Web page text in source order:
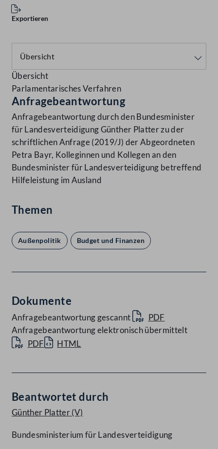
Exportieren
Übersicht
Parlamentarisches Verfahren
Anfragebeantwortung
Anfragebeantwortung durch den Bundesminister
für Landesverteidigung Günther Platter zu der
schriftlichen Anfrage (2019/J) der Abgeordneten
Petra Bayr, Kolleginnen und Kollegen an den
Bundesminister für Landesverteidigung betreffend
Hilfeleistung im Ausland
Themen
Außenpolitik Budget und Finanzen
Dokumente
Anfragebeantwortung gescannt
PDF
Anfragebeantwortung elektronisch übermittelt
PDF
HTML
Beantwortet durch
Günther Platter(V)
Bundesministerium für Landesverteidigung